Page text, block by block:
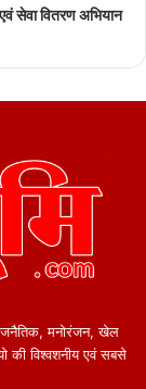
सेवा वितरण अभियान
मनोरंजन, खेल
की विश्वशनीय एवं सबसे